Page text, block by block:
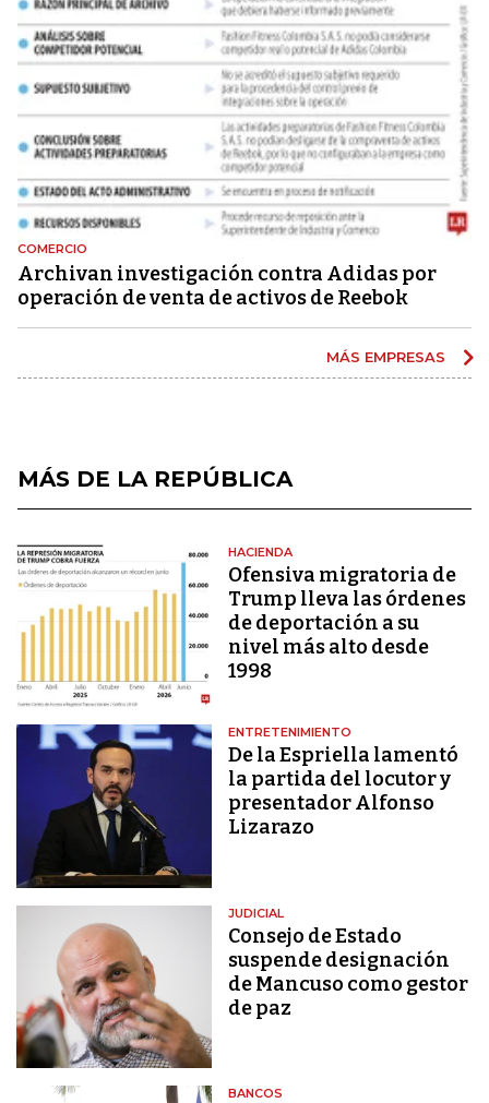
COMERCIO
Archivan investigación contra Adidas por
operación de venta de activos de Reebok
MÁS EMPRESAS
MÁS DE LA REPÚBLICA
HACIENDA
Ofensiva migratoria de
Trump lleva las órdenes
de deportación a su
nivel más alto desde
1998
ENTRETENIMIENTO
De la Espriella lamentó
la partida del locutor y
presentador Alfonso
Lizarazo
JUDICIAL
Consejo de Estado
suspende designación
de Mancuso como gestor
de paz
BANCOS